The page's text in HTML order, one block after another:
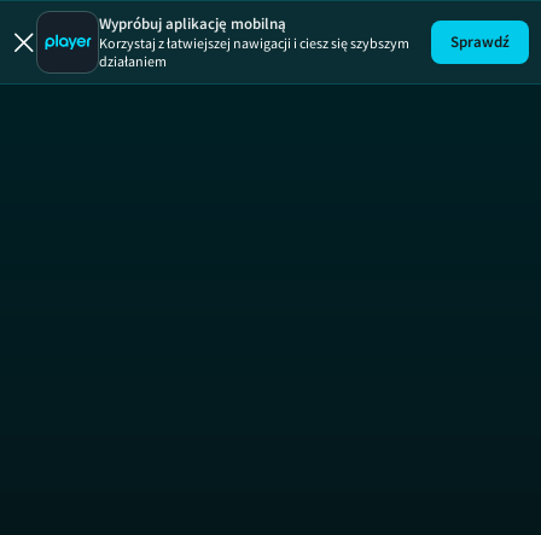
Wypróbuj aplikację mobilną
Korzystaj z łatwiejszej nawigacji i ciesz się szybszym
działaniem
Sprawdź